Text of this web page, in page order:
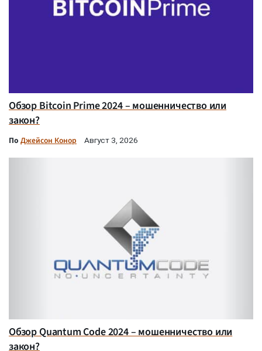
Обзор Bitcoin Prime 2024 – мошенничество или
закон?
По Джейсон Конор Август 3, 2026
Обзор Quantum Code 2024 – мошенничество или
закон?